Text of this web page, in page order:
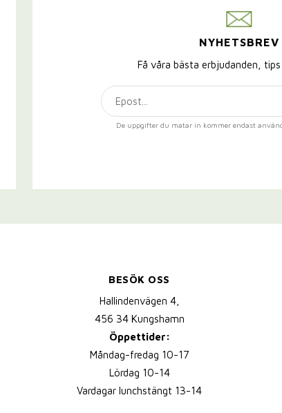
NYHETSBREV
Få våra bästa erbjudanden,
De uppgifter du matar in kommer endast
BESÖK OSS
Hallindenvägen 4,
456 34 Kungshamn
Öppettider:
Måndag-fredag 10-17
Lördag 10-14
Vardagar lunchstängt 13-14